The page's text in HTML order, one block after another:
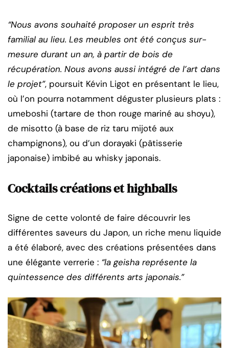
“Nous avons souhaité proposer un esprit très
familial au lieu. Les meubles ont été conçus sur-
mesure durant un an, à partir de bois de
récupération. Nous avons aussi intégré de l’art dans
le projet”, poursuit Kévin Ligot en présentant le lieu,
où l’on pourra notamment déguster plusieurs plats :
umeboshi (tartare de thon rouge mariné au shoyu),
de misotto (à base de riz taru mijoté aux
champignons), ou d’un dorayaki (pâtisserie
japonaise) imbibé au whisky japonais.
Cocktails créations et highballs
Signe de cette volonté de faire découvrir les
différentes saveurs du Japon, un riche menu liquide
a été élaboré, avec des créations présentées dans
une élégante verrerie : “la geisha représente la
quintessence des différents arts japonais.”